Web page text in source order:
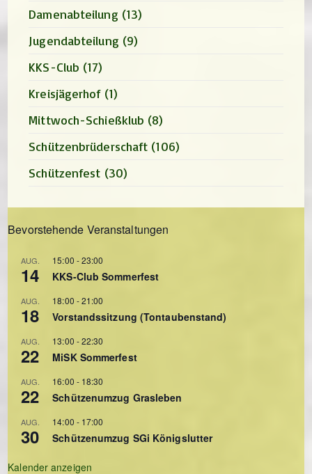
Damenabteilung (13)
Jugendabteilung (9)
KKS-Club (17)
Kreisjägerhof (1)
Mittwoch-Schießklub (8)
Schützenbrüderschaft (106)
Schützenfest (30)
Bevorstehende Veranstaltungen
AUG.
14
15:00 -23:00
KKS-Club Sommerfest
AUG.
18
18:00 -21:00
Vorstandssitzung (Tontaubenstand)
AUG.
22
13:00 -22:30
MiSK Sommerfest
AUG.
22
16:00 - 18:30
Schützenumzug Grasleben
AUG.
30
14:00 - 17:00
Schützenumzug SGi Königslutter
Kalender anzeigen